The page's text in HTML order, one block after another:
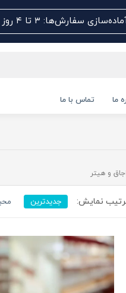
سفارش‌ها: ۳ تا ۴ روز کاری | پیگیری سفارش و راه‌های ارتباطی کلیک کنید
ما تماس با ما
و هیتر
نمایش: جدیدترین